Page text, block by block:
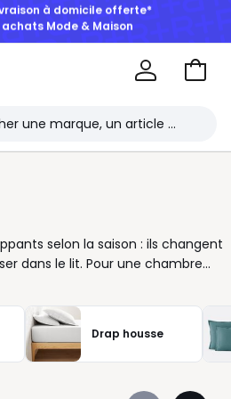
-50% dès 2 articles*
Aller
selon la saison : ils changent
dans le lit. Pour une chambre
se joue sur la matière, la taille et
au toucher net, satin plus
flanelle quand les nuits
selon vos habitudes. Un drap
mieux en place et rend le
Drap housse